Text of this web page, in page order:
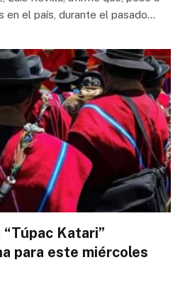
en el país, durante el pasado…
Katari”
para este miércoles